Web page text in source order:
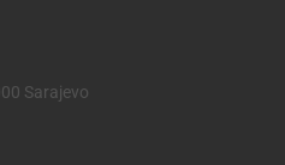
Sarajevo